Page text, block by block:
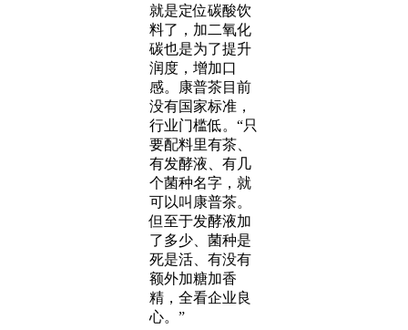
就是定位碳酸饮
料了，加二氧化
碳也是为了提升
润度，增加口
感。康普茶目前
没有国家标准，
行业门槛低。“只
要配料里有茶、
有发酵液、有几
个菌种名字，就
可以叫康普茶。
但至于发酵液加
了多少、菌种是
死是活、有没有
额外加糖加香
精，全看企业良
心。”